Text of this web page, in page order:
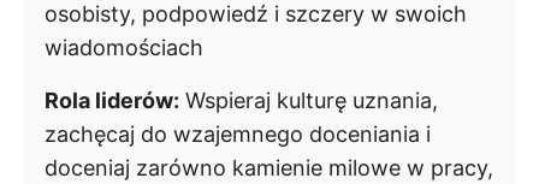
osobisty, podpowiedź i szczery w swoich
wiadomościach
Rola liderów: Wspieraj kulturę uznania,
zachęcaj do wzajemnego doceniania i
doceniaj zarówno kamienie milowe w pracy,